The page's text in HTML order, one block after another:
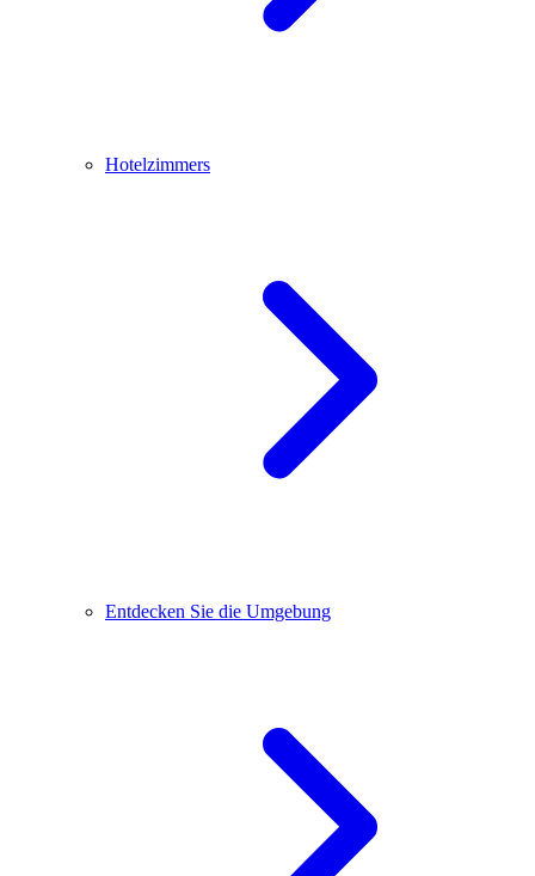
Hotelzimmers
Entdecken Sie die Umgebung